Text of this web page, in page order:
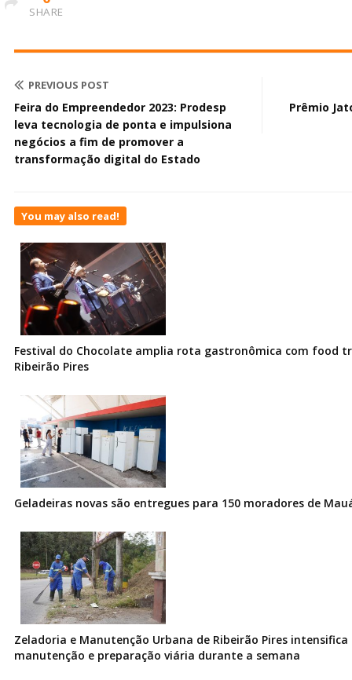
SHARE
PREVIOUS POST
Feira do Empreendedor 2023: Prodesp
leva tecnologia de ponta e impulsiona
negócios a fim de promover a
transformação digital do Estado
Prêmio
You may also read!
Festival do Chocolate amplia rota gastronômica com food
Ribeirão Pires
Geladeiras novas são entregues para 150 moradores de
Zeladoria e Manutenção Urbana de Ribeirão Pires intensifica
manutenção e preparação viária durante a semana